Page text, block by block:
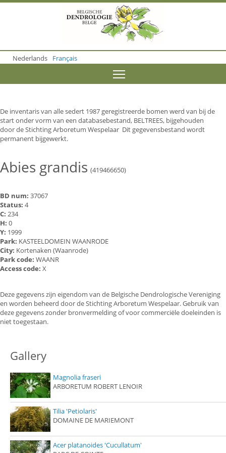
o
m
o
n
t
e
n
Nederlands Français
De inventaris van alle sedert 1987 geregistreerde bomen werd van bij de
start onder vorm van een databasebestand, BELTREES, bijgehouden
door de Stichting Arboretum Wespelaar Dit gegevensbestand wordt
permanent bijgewerkt.
Abies grandis (419466650)
BD num: 37067
Status: 4
C: 234
H: 0
Y: 1999
Park: KASTEELDOMEIN WAANRODE
City: Kortenaken (Waanrode)
Park code: WAANR
Access code: X
Deze gegevens zijn eigendom van de Belgische Dendrologische Vereniging
en worden beheerd door de Stichting Arboretum Wespelaar. Gebruik van
deze gegevens zonder bronvermelding of voor commerciële doeleinden is
niet toegestaan.
Gallery
Magnolia fraseri
ARBORETUM ROBERT LENOIR
Tilia 'Petiolaris'
DOMAINE DE MARIEMONT
Acer platanoides 'Cucullatum'